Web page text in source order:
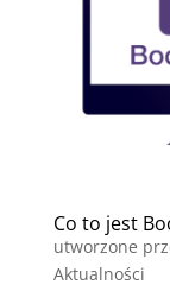
Co to jest
utworzone
Aktualności